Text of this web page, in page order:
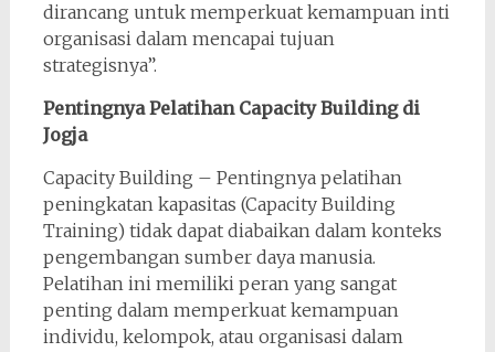
dirancang untuk memperkuat kemampuan inti
organisasi dalam mencapai tujuan
strategisnya”.
Pentingnya Pelatihan Capacity Building di
Jogja
Capacity Building – Pentingnya pelatihan
peningkatan kapasitas (Capacity Building
Training) tidak dapat diabaikan dalam konteks
pengembangan sumber daya manusia.
Pelatihan ini memiliki peran yang sangat
penting dalam memperkuat kemampuan
individu, kelompok, atau organisasi dalam